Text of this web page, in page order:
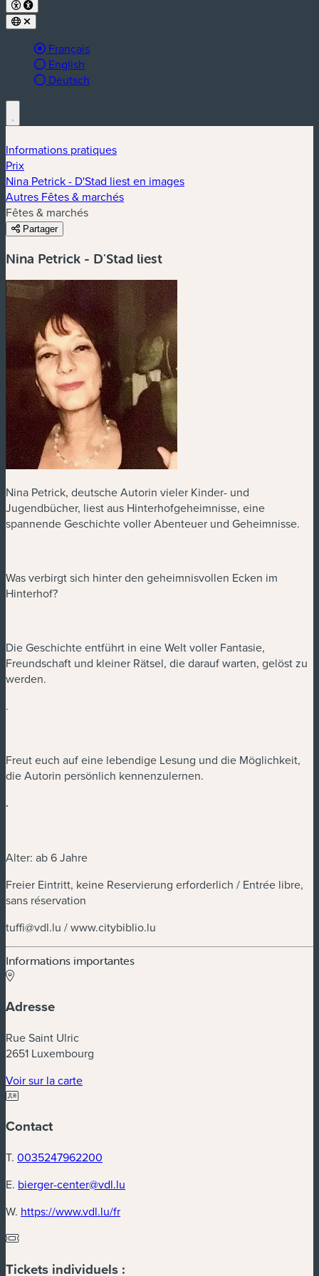
Langue active :
Français
English
Deutsch
Informations pratiques
Prix
Nina Petrick - D'Stad liest en images
Autres Fêtes & marchés
Fêtes & marchés
Partager
Nina Petrick - D'Stad liest
Nina Petrick, deutsche Autorin vieler Kinder- und
Jugendbücher, liest aus Hinterhofgeheimnisse, eine
spannende Geschichte voller Abenteuer und Geheimnisse.
Was verbirgt sich hinter den geheimnisvollen Ecken im
Hinterhof?
Die Geschichte entführt in eine Welt voller Fantasie,
Freundschaft und kleiner Rätsel, die darauf warten, gelöst zu
werden.
.
Freut euch auf eine lebendige Lesung und die Möglichkeit,
die Autorin persönlich kennenzulernen.
.
Alter: ab 6 Jahre
Freier Eintritt, keine Reservierung erforderlich / Entrée libre,
sans réservation
tuffi@vdl.lu / www.citybiblio.lu
Informations importantes
Adresse
Rue Saint Ulric
2651 Luxembourg
Voir sur la carte
Contact
T. 0035247962200
E. bierger-center@vdl.lu
W. https://www.vdl.lu/fr
Tickets individuels :